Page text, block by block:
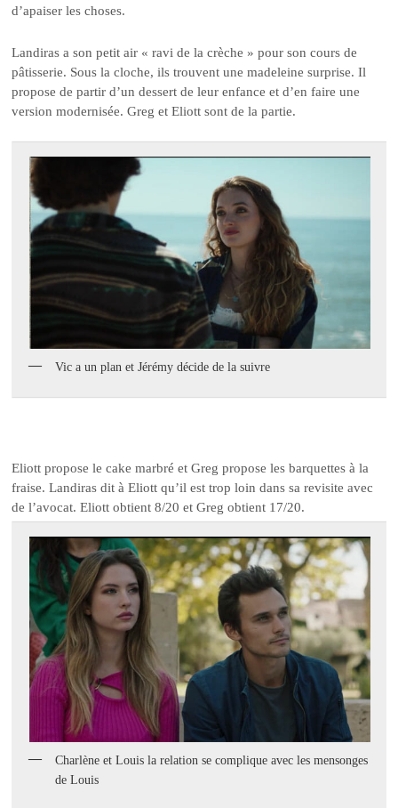
d’apaiser les choses.
Landiras a son petit air « ravi de la crèche » pour son cours de
pâtisserie. Sous la cloche, ils trouvent une madeleine surprise. Il
propose de partir d’un dessert de leur enfance et d’en faire une
version modernisée. Greg et Eliott sont de la partie.
Vic a un plan et Jérémy décide de la suivre
Eliott propose le cake marbré et Greg propose les barquettes à la
fraise. Landiras dit à Eliott qu’il est trop loin dans sa revisite avec
de l’avocat. Eliott obtient 8/20 et Greg obtient 17/20.
Charlène et Louis la relation se complique avec les mensonges
de Louis